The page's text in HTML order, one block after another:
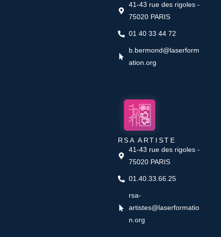
41-43 rue des rigoles -
75020 PARIS
01 40 33 44 72
b.bermond@laserform
ation.org
RSA ARTISTE
41-43 rue des rigoles -
75020 PARIS
01.40.33.66.25
rsa-
artistes@laserformatio
n.org